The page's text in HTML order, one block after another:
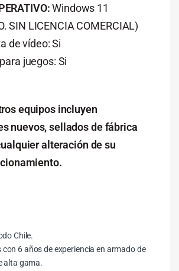
Windows 11
SIN LICENCIA COMERCIAL)
de vídeo: Si
juegos: Si
equipos incluyen
nuevos, sellados de fábrica
alteración de su
Chile.
6 años de experiencia en armado de
alta gama.